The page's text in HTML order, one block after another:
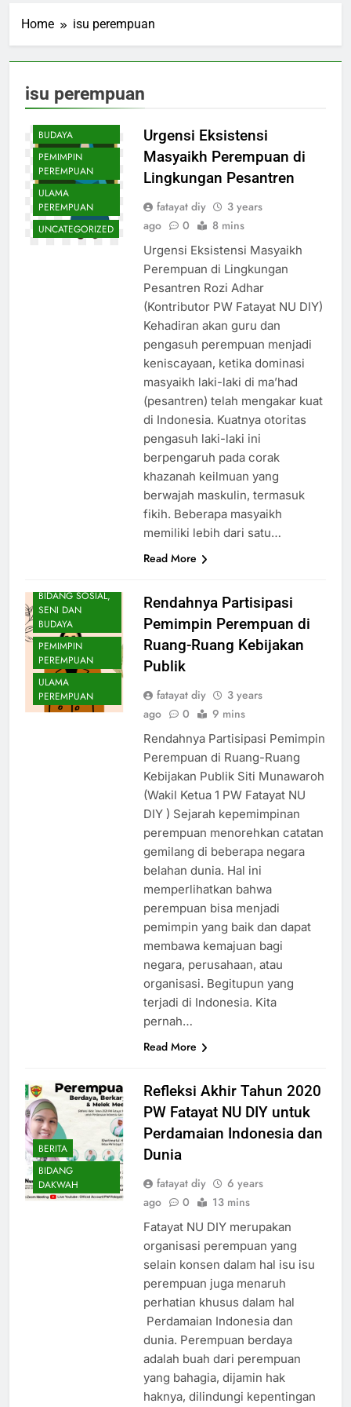
Home isu perempuan
isu perempuan
UBUDIYAH
BIDANG SOSIAL,
BUDAYA
PEMIMPIN
PEREMPUAN
ULAMA
PEREMPUAN
UNCATEGORIZED
Urgensi Eksistensi
Masyaikh Perempuan di
Lingkungan Pesantren
fatayat diy
3 years
ago
0 8 mins
Urgensi Eksistensi Masyaikh
Perempuan di Lingkungan
Pesantren Rozi Adhar
(Kontributor PW Fatayat NU DIY)
Kehadiran akan guru dan
pengasuh perempuan menjadi
keniscayaan, ketika dominasi
masyaikh laki-laki di ma’had
(pesantren) telah mengakar kuat
di Indonesia. Kuatnya otoritas
pengasuh laki-laki ini
berpengaruh pada corak
khazanah keilmuan yang
berwajah maskulin, termasuk
fikih. Beberapa masyaikh
memiliki lebih dari satu…
Read More
BIDANG SOSIAL,
SENI DAN
BUDAYA
PEMIMPIN
PEREMPUAN
ULAMA
PEREMPUAN
Rendahnya Partisipasi
Pemimpin Perempuan di
Ruang-Ruang Kebijakan
Publik
fatayat diy
3 years
ago
0 9 mins
Rendahnya Partisipasi Pemimpin
Perempuan di Ruang-Ruang
Kebijakan Publik Siti Munawaroh
(Wakil Ketua 1 PW Fatayat NU
DIY ) Sejarah kepemimpinan
perempuan menorehkan catatan
gemilang di beberapa negara
belahan dunia. Hal ini
memperlihatkan bahwa
perempuan bisa menjadi
pemimpin yang baik dan dapat
membawa kemajuan bagi
negara, perusahaan, atau
organisasi. Begitupun yang
terjadi di Indonesia. Kita
pernah…
Read More
BERITA
BIDANG
DAKWAH
Refleksi Akhir Tahun 2020
PW Fatayat NU DIY untuk
Perdamaian Indonesia dan
Dunia
fatayat diy
6 years
ago
0 13 mins
Fatayat NU DIY merupakan
organisasi perempuan yang
selain konsen dalam hal isu isu
perempuan juga menaruh
perhatian khusus dalam hal
Perdamaian Indonesia dan
dunia. Perempuan berdaya
adalah buah dari perempuan
yang bahagia, dijamin hak
haknya, dilindungi kepentingan